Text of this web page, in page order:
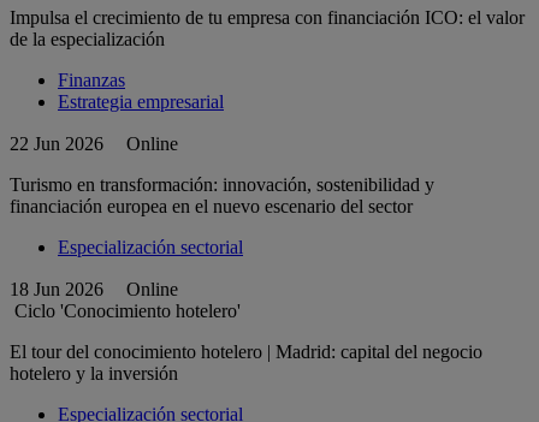
Impulsa el crecimiento de tu empresa con financiación ICO: el valor
de la especialización
Finanzas
Estrategia empresarial
22 Jun 2026
Online
Turismo en transformación: innovación, sostenibilidad y
financiación europea en el nuevo escenario del sector
Especialización sectorial
18 Jun 2026
Online
Ciclo 'Conocimiento hotelero'
El tour del conocimiento hotelero | Madrid: capital del negocio
hotelero y la inversión
Especialización sectorial